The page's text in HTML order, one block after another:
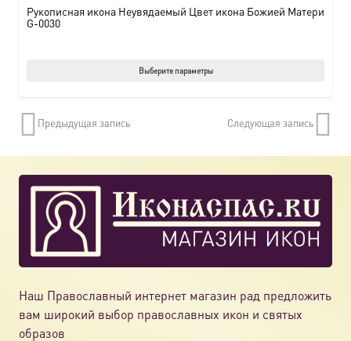
Рукописная икона Неувядаемый Цвет икона Божией Матери
G-0030
Выберите параметры
Предыдущая запись Следующая запись
Наш Православный интернет магазин рад предложить
вам широкий выбор православных икон и святых
образов